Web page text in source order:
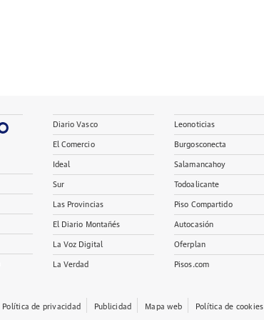
Diario Vasco
El Comercio
Ideal
Sur
Las Provincias
El Diario Montañés
La Voz Digital
La Verdad
Leonoticias
Burgosconecta
Salamancahoy
Todoalicante
Piso Compartido
Autocasión
Oferplan
Pisos.com
Política de privacidad Publicidad Mapa web Política de cookies